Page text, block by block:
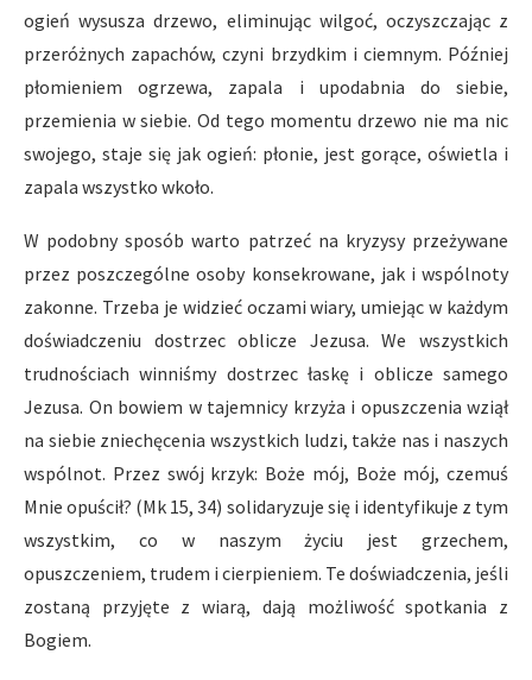
ogień wysusza drzewo, eliminując wilgoć, oczyszczając z
przeróżnych zapachów, czyni brzydkim i ciemnym. Później
płomieniem ogrzewa, zapala i upodabnia do siebie,
przemienia w siebie. Od tego momentu drzewo nie ma nic
swojego, staje się jak ogień: płonie, jest gorące, oświetla i
zapala wszystko wkoło.
W podobny sposób warto patrzeć na kryzysy przeżywane
przez poszczególne osoby konsekrowane, jak i wspólnoty
zakonne. Trzeba je widzieć oczami wiary, umiejąc w każdym
doświadczeniu dostrzec oblicze Jezusa. We wszystkich
trudnościach winniśmy dostrzec łaskę i oblicze samego
Jezusa. On bowiem w tajemnicy krzyża i opuszczenia wziął
na siebie zniechęcenia wszystkich ludzi, także nas i naszych
wspólnot. Przez swój krzyk: Boże mój, Boże mój, czemuś
Mnie opuścił? (Mk 15, 34) solidaryzuje się i identyfikuje z tym
wszystkim, co w naszym życiu jest grzechem,
opuszczeniem, trudem i cierpieniem. Te doświadczenia, jeśli
zostaną przyjęte z wiarą, dają możliwość spotkania z
Bogiem.